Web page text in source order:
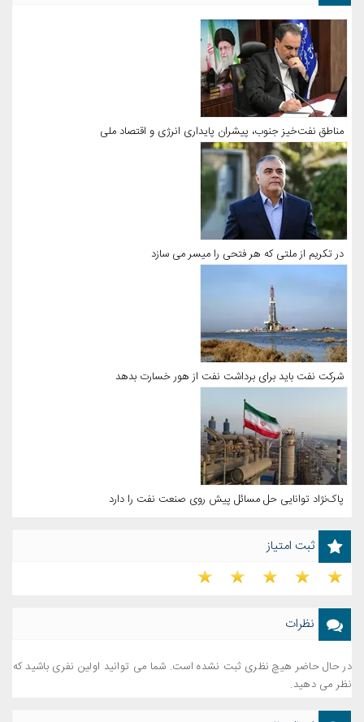
مناطق نفت‌خیز جنوب، پیشران پایداری انرژی و اقتصاد ملی
در تکریم از ملتی که هر فتحی را میسر می سازد
شرکت نفت باید برای برداشت نفت از هور خسارت بدهد
پاک‌نژاد توانایی حل مسائل پیش روی صنعت نفت را دارد
ثبت امتیاز
نظرات
در حال حاضر هیچ نظری ثبت نشده است. شما می توانید اولین نفری باشید که
نظر می دهید.